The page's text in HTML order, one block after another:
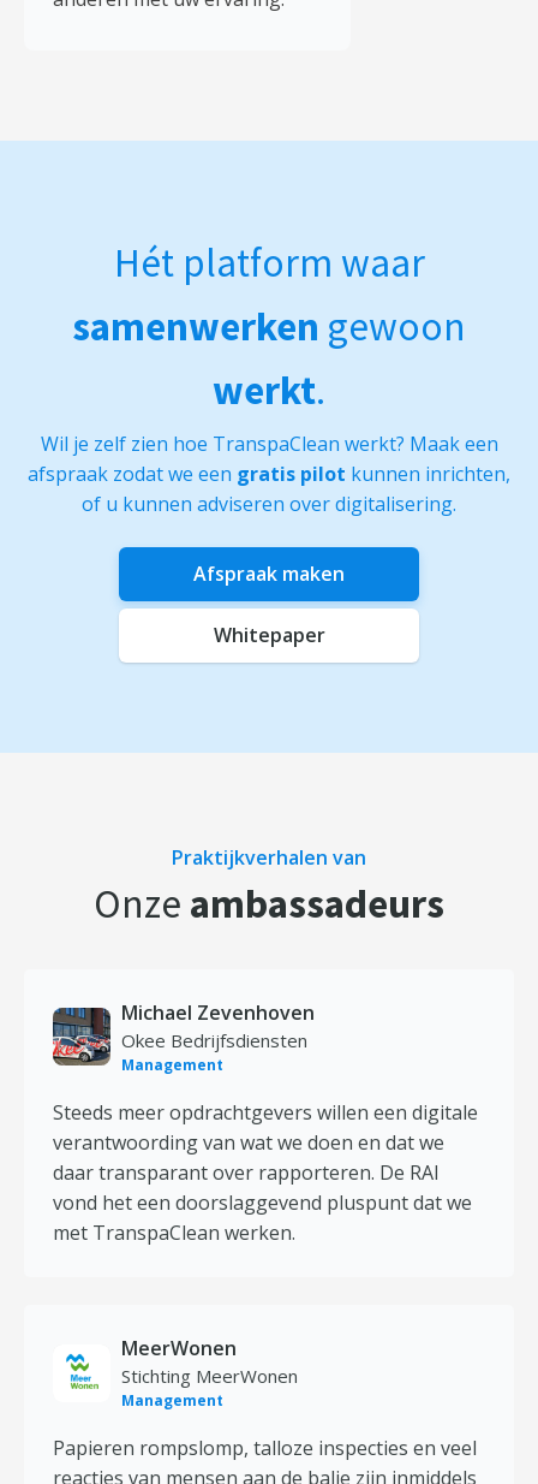
Hét platform waar
samenwerken gewoon
werkt.
Wil je zelf zien hoe TranspaClean werkt? Maak een
afspraak zodat we een gratis pilot kunnen inrichten,
of u kunnen adviseren over digitalisering.
Afspraak maken
Whitepaper
Praktijkverhalen van
Onze ambassadeurs
Michael Zevenhoven
Okee Bedrijfsdiensten
Management
Steeds meer opdrachtgevers willen een digitale
verantwoording van wat we doen en dat we
daar transparant over rapporteren. De RAI
vond het een doorslaggevend pluspunt dat we
met TranspaClean werken.
MeerWonen
Stichting MeerWonen
Management
Papieren rompslomp, talloze inspecties en veel
reacties van mensen aan de balie zijn inmiddels